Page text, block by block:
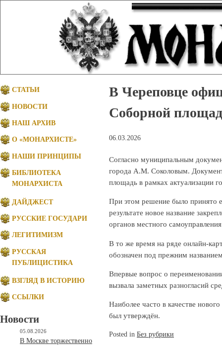
В Череповце
Соборной
06.03.2026
Согласно муниципальным
города А.М. Соколовым.
площадь в рамках актуализации
При этом решение было принято
результате новое название
органов местного
В то же время на ряде онлайн-
обозначен под прежним
Впервые вопрос о
вызвала заметных разногласий
Наиболее часто в качестве
был утверждён.
Posted in Без рубрики
СТАТЬИ
НОВОСТИ
НАШ АРХИВ
О «МОНАРХИСТЕ»
НАШИ ПРИНЦИПЫ
БИБЛИОТЕКА
МОНАРХИСТА
ДАЙДЖЕСТ
РУССКИЕ ГОСУДАРИ
ЛЕГИТИМИЗМ
РУССКАЯ
ПУБЛИЦИСТИКА
ВЗГЛЯД В ИСТОРИЮ
ССЫЛКИ
Новости
В Москве торжественно
05.08.2026